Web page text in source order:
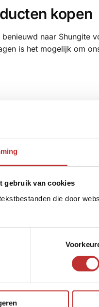
gebruik van cookies
die door
kopen
naar Shungite
is het mogelijk om
op dezelfde
afstoffen wanneer je
reinig?
reinigen. Shungite is
inwerktijd en werkt
stof aan
maar juist omgepoold.
dan 2 miljard jaar
op en blijft altijd
trilling kan er geen
energieën worden